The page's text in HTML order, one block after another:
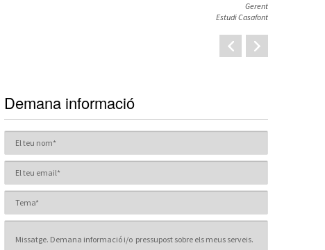
Gerent
Estudi Casafont
Demana informació